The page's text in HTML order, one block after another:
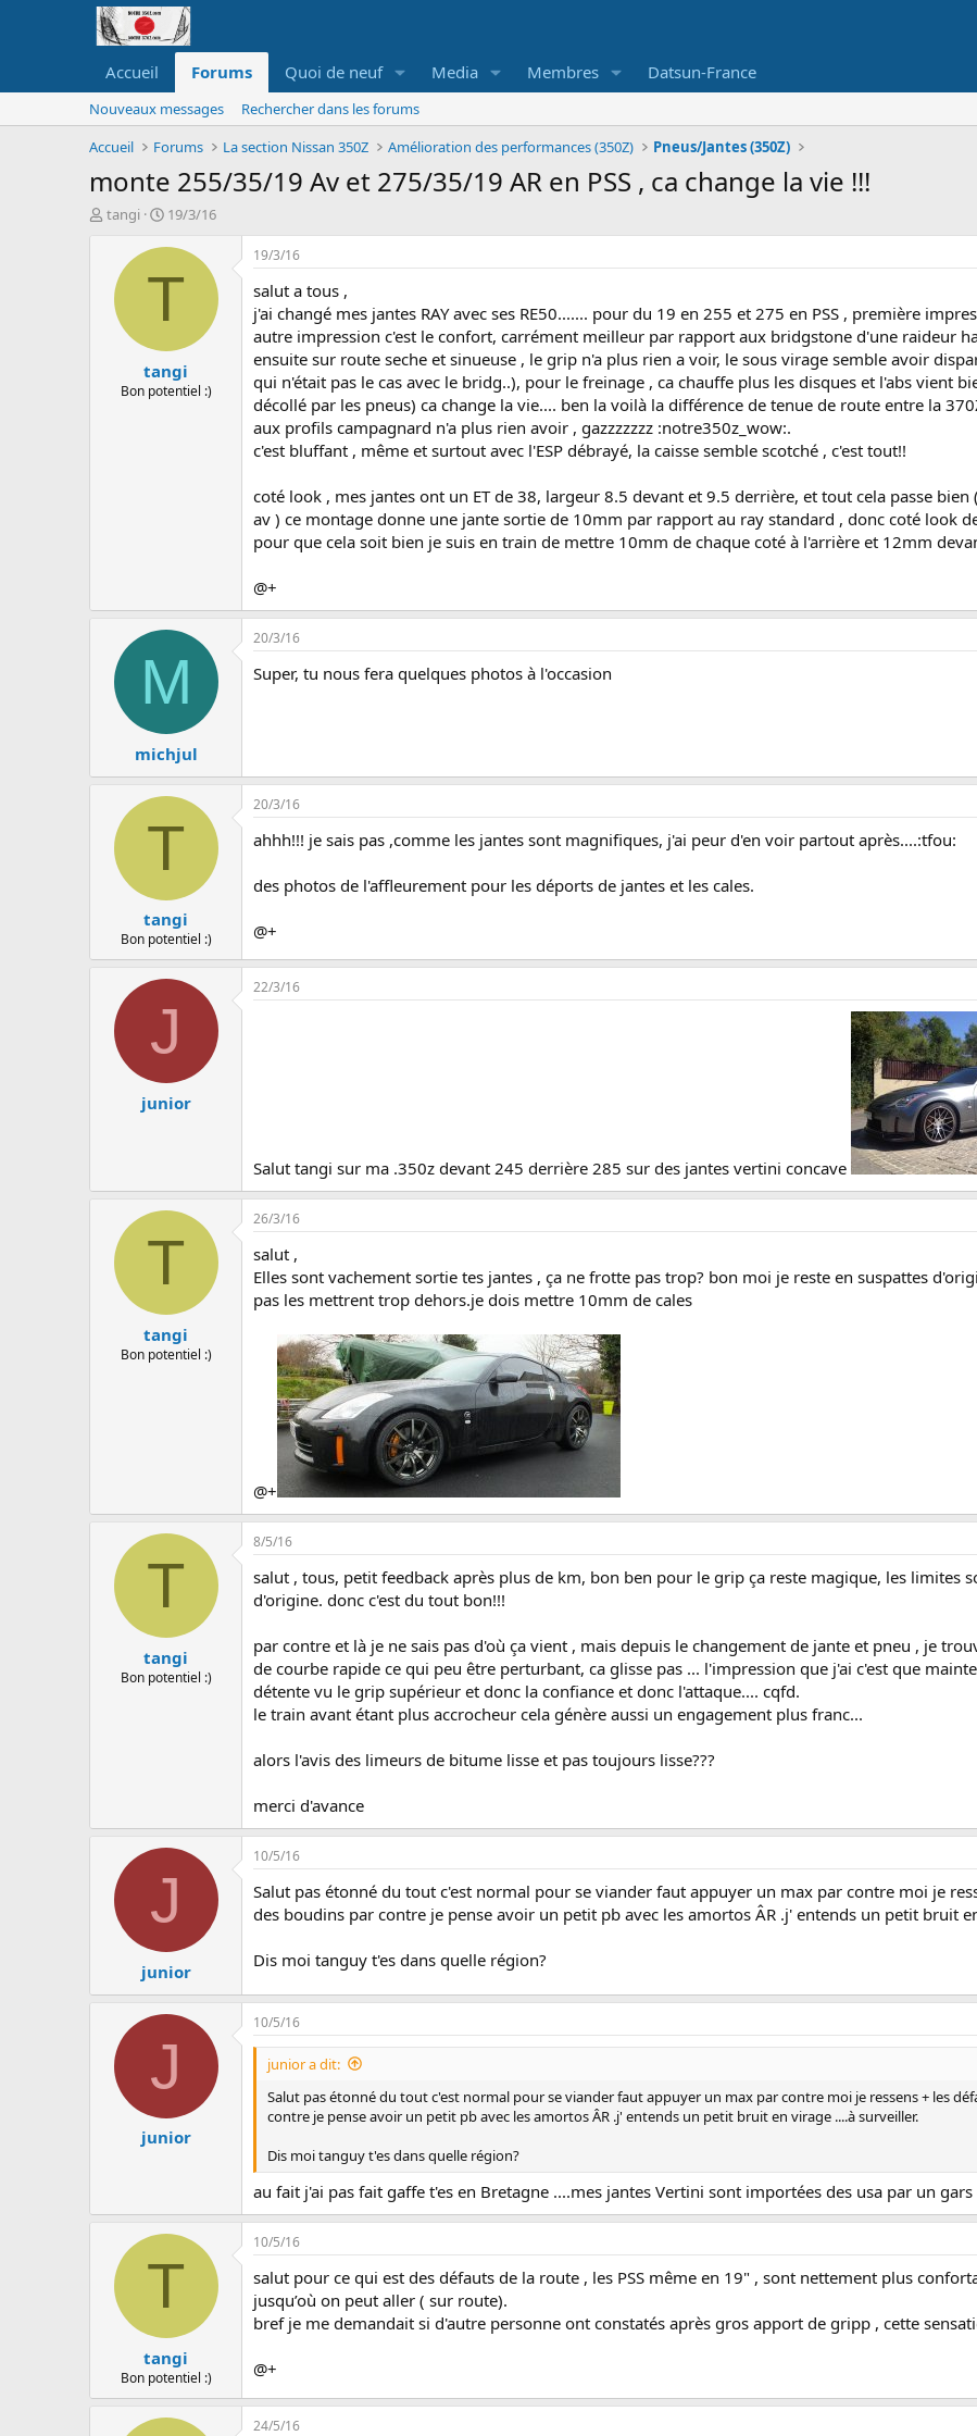
Accueil Forums Quoi de neuf Media Membres Datsun-France
Nouveaux messages
Rechercher dans les forums
Accueil
Forums La section Nissan 350Z Amélioration des performances (350Z) Pneus/Jantes (350Z)
monte 255/35/19 Av et 275/35/19 AR en PSS , ca change la vie !!!
A
tangi
D
t
é
b
u
19/3/16
T
tangi
Bon potentiel :)
19/3/16
salut a tous ,
j'ai changé mes jantes RAY avec ses RE50....... pour du 19 en 255 et 275 en PSS , première
autre impression c'est le confort, carrément meilleur par rapport aux bridgstone d'une raideur
ensuite sur route seche et sinueuse , le grip n'a plus rien a voir, le sous virage semble avoir
qui n'était pas le cas avec le bridg..), pour le freinage , ca chauffe plus les disques et l'abs vient
décollé par les pneus) ca change la vie.... ben la voilà la différence de tenue de route entre la
aux profils campagnard n'a plus rien avoir , gazzzzzzz :notre350z_wow:.
c'est bluffant , même et surtout avec l'ESP débrayé, la caisse semble scotché , c'est tout!!
coté look , mes jantes ont un ET de 38, largeur 8.5 devant et 9.5 derrière, et tout cela passe
av ) ce montage donne une jante sortie de 10mm par rapport au ray standard , donc coté look
pour que cela soit bien je suis en train de mettre 10mm de chaque coté à l'arrière et 12mm
@+
M
michjul
20/3/16
Super, tu nous fera quelques photos à l'occasion
T
tangi
Bon potentiel :)
20/3/16
ahhh!!! je sais pas ,comme les jantes sont magnifiques, j'ai peur d'en voir partout après....:tfou:
des photos de l'affleurement pour les déports de jantes et les cales.
@+
J
junior
22/3/16
Salut tangi sur ma .350z devant 245 derrière 285 sur des jantes vertini concave
T
tangi
Bon potentiel :)
26/3/16
salut ,
Elles sont vachement sortie tes jantes , ça ne frotte pas trop? bon moi je reste en suspattes
pas les mettrent trop dehors.je dois mettre 10mm de cales
@+
T
tangi
Bon potentiel :)
8/5/16
salut , tous, petit feedback après plus de km, bon ben pour le grip ça reste magique, les limites
d'origine. donc c'est du tout bon!!!
par contre et là je ne sais pas d'où ça vient , mais depuis le changement de jante et pneu , je
de courbe rapide ce qui peu être perturbant, ca glisse pas ... l'impression que j'ai c'est que
détente vu le grip supérieur et donc la confiance et donc l'attaque.... cqfd.
le train avant étant plus accrocheur cela génère aussi un engagement plus franc...
alors l'avis des limeurs de bitume lisse et pas toujours lisse???
merci d'avance
J
junior
10/5/16
Salut pas étonné du tout c'est normal pour se viander faut appuyer un max par contre moi je
des boudins par contre je pense avoir un petit pb avec les amortos ÂR .j' entends un petit bruit
Dis moi tanguy t'es dans quelle région?
J
junior
10/5/16
junior a dit:
Salut pas étonné du tout c'est normal pour se viander faut appuyer un max par contre moi je ressens + les
contre je pense avoir un petit pb avec les amortos ÂR .j' entends un petit bruit en virage ....à surveiller.
Dis moi tanguy t'es dans quelle région?
au fait j'ai pas fait gaffe t'es en Bretagne ....mes jantes Vertini sont importées des usa par un
T
tangi
Bon potentiel :)
10/5/16
salut pour ce qui est des défauts de la route , les PSS même en 19" , sont nettement plus
jusqu’où on peut aller ( sur route).
bref je me demandait si d'autre personne ont constatés après gros apport de gripp , cette
@+
24/5/16